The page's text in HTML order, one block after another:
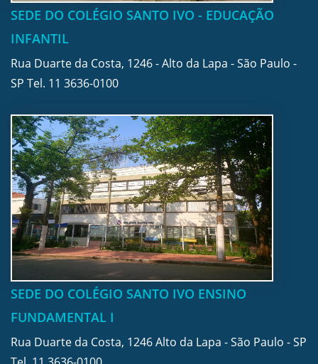
SEDE DO COLÉGIO SANTO IVO - EDUCAÇÃO
INFANTIL
Rua Duarte da Costa, 1246 - Alto da Lapa - São Paulo -
SP Tel. 11 3636-0100
SEDE DO COLÉGIO SANTO IVO ENSINO
FUNDAMENTAL I
Rua Duarte da Costa, 1246 Alto da Lapa - São Paulo - SP